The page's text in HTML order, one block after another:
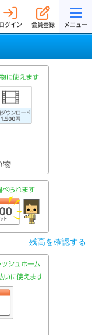
ログイン 会員登録 メニュー
残高を確認する